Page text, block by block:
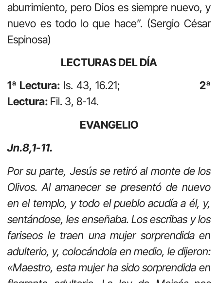
aburrimiento, pero Dios es siempre nuevo, y
nuevo es todo lo que hace”. (Sergio César
Espinosa)
LECTURAS DEL DÍA
1ª Lectura: Is. 43, 16.21; 2ª
Lectura: Fil. 3, 8-14.
EVANGELIO
Jn.8,1-11.
Por su parte, Jesús se retiró al monte de los
Olivos. Al amanecer se presentó de nuevo
en el templo, y todo el pueblo acudía a él, y,
sentándose, les enseñaba. Los escribas y los
fariseos le traen una mujer sorprendida en
adulterio, y, colocándola en medio, le dijeron:
«Maestro, esta mujer ha sido sorprendida en